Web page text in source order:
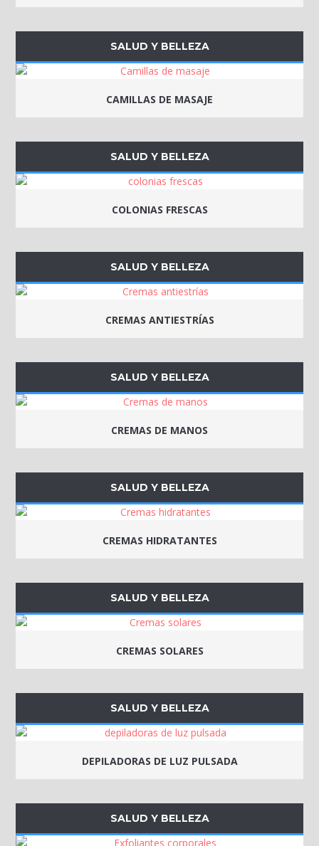
SALUD Y BELLEZA
CAMILLAS DE MASAJE
SALUD Y BELLEZA
COLONIAS FRESCAS
SALUD Y BELLEZA
CREMAS ANTIESTRÍAS
SALUD Y BELLEZA
CREMAS DE MANOS
SALUD Y BELLEZA
CREMAS HIDRATANTES
SALUD Y BELLEZA
CREMAS SOLARES
SALUD Y BELLEZA
DEPILADORAS DE LUZ PULSADA
SALUD Y BELLEZA